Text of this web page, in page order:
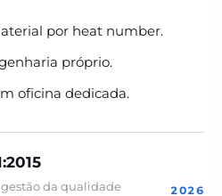
por heat number.
próprio.
oficina dedicada.
da qualidade
2026